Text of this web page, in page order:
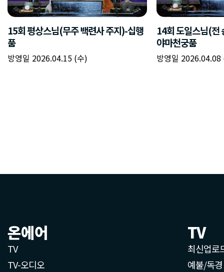
온에어
TV
TV-오디오
TV
최신업로
예불/독경